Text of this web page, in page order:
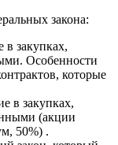
закона:
закупках,
Особенности
которые
в закупках,
(акции
50%) .